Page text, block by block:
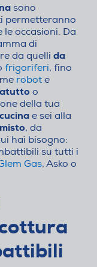
sono
permetteranno
occasioni. Da
di
da quelli da
frigoriferi, fino
robot e
o
della tua
e sei alla
, da
hai bisogno:
su tutti i
Gas, Asko o